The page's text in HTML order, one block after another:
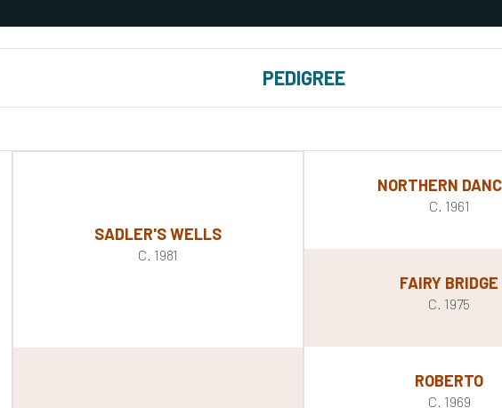
PEDIGREE
SADLER'S WELLS
C. 1981
NORTHERN
C. 1961
FAIRY BRIDGE
C. 1975
ROBERTO
C. 1969